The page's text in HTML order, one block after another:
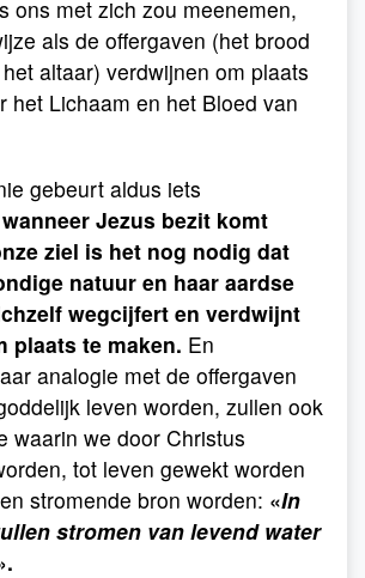
ons met zich zou meenemen,
als de offergaven (het brood
altaar) verdwijnen om plaats
het Lichaam en het Bloed van
gebeurt aldus iets
wanneer Jezus bezit komt
ziel is het nog nodig dat
natuur en haar aardse
wegcijfert en verdwijnt
plaats te maken. En
analogie met de offergaven
leven worden, zullen ook
waarin we door Christus
tot leven gewekt worden
stromende bron worden: «In
stromen van levend water